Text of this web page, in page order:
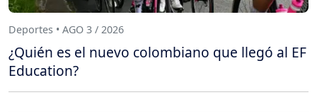
Deportes • AGO 3 / 2026
¿Quién es el nuevo colombiano que llegó al EF
Education?